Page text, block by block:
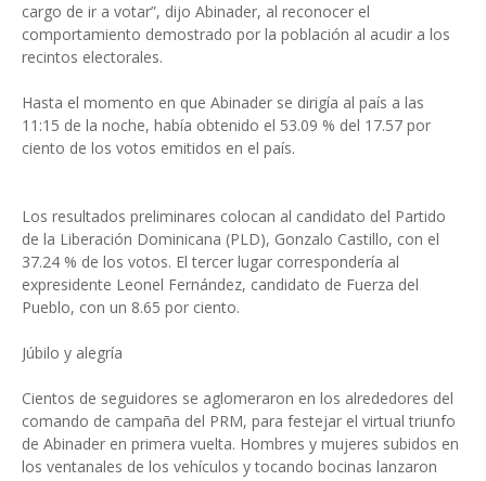
cargo de ir a votar”, dijo Abinader, al reco­nocer el
comportamiento demostrado por la pobla­ción al acudir a los
recintos electorales.
Hasta el momento en que Abinader se dirigía al país a las
11:15 de la noche, ha­bía obtenido el 53.09 % del 17.57 por
ciento de los vo­tos emitidos en el país.
Los resultados prelimina­res colocan al candidato del Partido
de la Liberación Do­minicana (PLD), Gonzalo Castillo, con el
37.24 % de los votos. El tercer lugar co­rrespondería al
expresiden­te Leonel Fernández, candi­dato de Fuerza del
Pueblo, con un 8.65 por ciento.
Júbilo y alegría
Cientos de seguidores se aglomeraron en los alrede­dores del
comando de cam­paña del PRM, para fes­tejar el virtual triunfo
de Abinader en primera vuelta. Hombres y mujeres subidos en
los ventanales de los ve­hículos y tocando bocinas lanzaron